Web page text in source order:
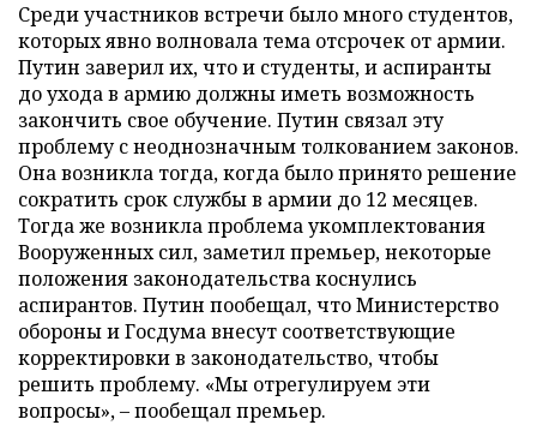
Среди участников встречи было много студентов,
которых явно волновала тема отсрочек от армии.
Путин заверил их, что и студенты, и аспиранты
до ухода в армию должны иметь возможность
закончить свое обучение. Путин связал эту
проблему с неоднозначным толкованием законов.
Она возникла тогда, когда было принято решение
сократить срок службы в армии до 12 месяцев.
Тогда же возникла проблема укомплектования
Вооруженных сил, заметил премьер, некоторые
положения законодательства коснулись
аспирантов. Путин пообещал, что Министерство
обороны и Госдума внесут соответствующие
корректировки в законодательство, чтобы
решить проблему. «Мы отрегулируем эти
вопросы», – пообещал премьер.